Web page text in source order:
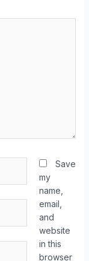
Save
my
name,
email,
and
website
in this
browser